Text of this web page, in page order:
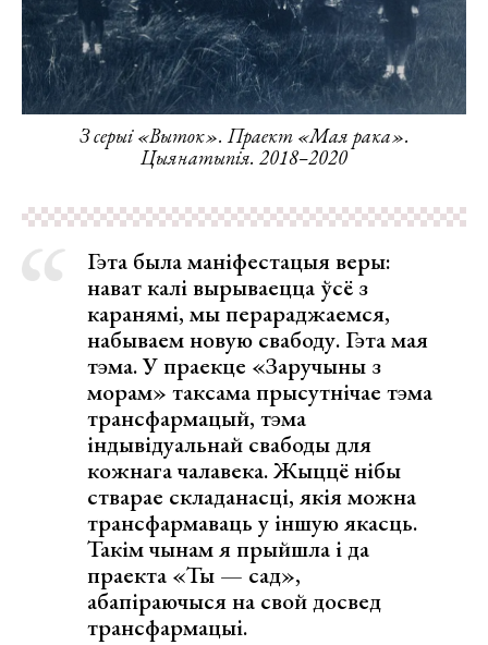
З серыі «Выток». Праект «Мая рака».
Цыянатыпія. 2018–2020
Гэта была маніфестацыя веры:
нават калі вырываецца ўсё з
каранямі, мы перараджаемся,
набываем новую свабоду. Гэта мая
тэма. У праекце «Заручыны з
морам» таксама прысутнічае тэма
трансфармацый, тэма
індывідуальнай свабоды для
кожнага чалавека. Жыццё нібы
стварае складанасці, якія можна
трансфармаваць у іншую якасць.
Такім чынам я прыйшла і да
праекта «Ты — сад»,
абапіраючыся на свой досвед
трансфармацыі.